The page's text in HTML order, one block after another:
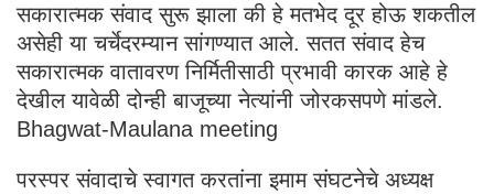
सकारात्मक संवाद सुरू झाला की हे मतभेद दूर होऊ शकतील
असेही या चर्चेदरम्यान सांगण्यात आले. सतत संवाद हेच
सकारात्मक वातावरण निर्मितीसाठी प्रभावी कारक आहे हे
देखील यावेळी दोन्ही बाजूच्या नेत्यांनी जोरकसपणे मांडले.
Bhagwat-Maulana meeting
परस्पर संवादाचे स्वागत करतांना इमाम संघटनेचे अध्यक्ष